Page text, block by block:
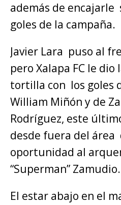
además de encajarle
goles de la campaña.
Javier Lara puso al
pero Xalapa FC le dio
tortilla con los goles
William Miñón y de
Rodríguez, este
desde fuera del
oportunidad al
“Superman” Zamudio.
El estar abajo en el